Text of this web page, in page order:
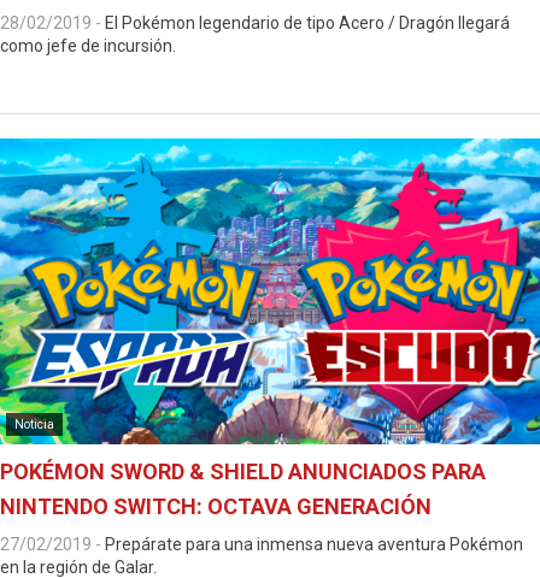
28/02/2019 - El Pokémon legendario de tipo Acero / Dragón llegará
como jefe de incursión.
Noticia
POKÉMON SWORD & SHIELD ANUNCIADOS PARA
NINTENDO SWITCH: OCTAVA GENERACIÓN
27/02/2019 - Prepárate para una inmensa nueva aventura Pokémon
en la región de Galar.